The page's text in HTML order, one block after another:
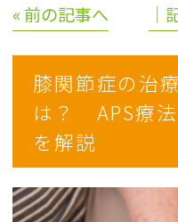
« 前の記事へ │
膝関節症の治
は？ APS療
を解説